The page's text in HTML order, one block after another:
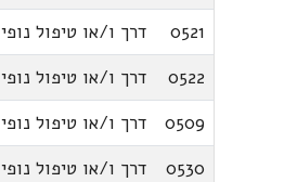
0521
דרך ו/או טיפול נופי
0522
דרך ו/או טיפול נופי
0509
דרך ו/או טיפול נופי
0530
דרך ו/או טיפול נופי